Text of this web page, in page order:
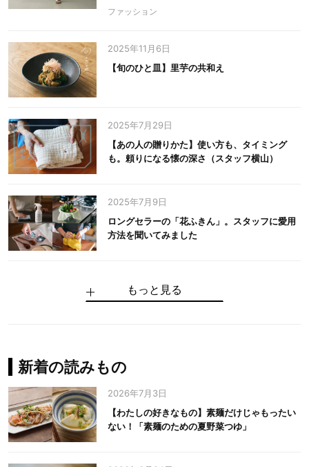
ファッション
2025年11月6日
【旬のひと皿】里芋の共和え
2025年7月29日
【あの人の贈りかた】使い方も、タイミング
も。頼りになる懐の深さ（スタッフ横山）
2025年7月9日
ロングセラーの「花ふきん」。スタッフに愛用
方法を聞いてみました
手仕事だからできる“いいもの”を作り続ける。
麻の老舗が届けたい、麻の魅力をのせた衣「中
中川政七商店の謎を解く、6つの問いと1つの答
100年先の日本に工芸があるように。中川政七
中川政七商店スタッフが綴る「今日も、土鍋ま
【わたしの好きなもの】素麺だけじゃもったい
もっと見る
新着の読みもの
2026年7月3日
【わたしの好きなもの】素麺だけじゃもったい
ない！「素麺のための夏野菜つゆ」